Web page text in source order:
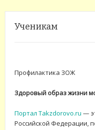
Ученикам
Профилактика ЗОЖ
Здоровый образ жизни
Портал Takzdorovo.ru —
Российской Федерации,